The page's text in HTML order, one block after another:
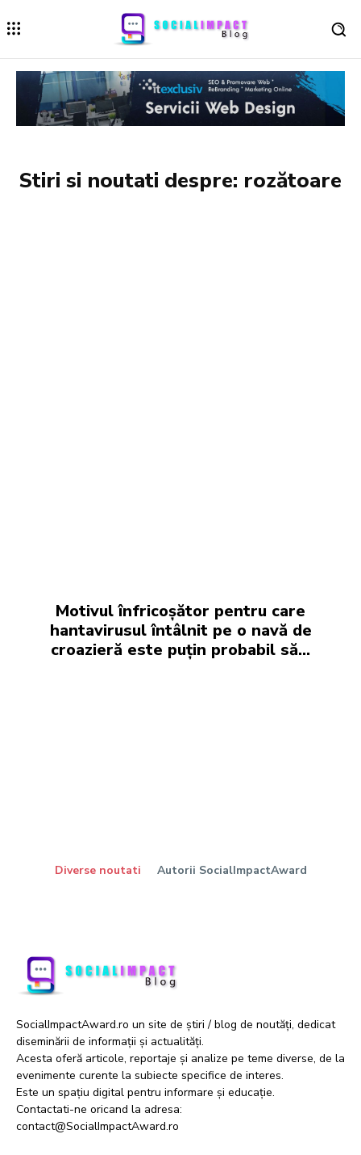
Stiri si noutati despre: rozătoare
Motivul înfricoșător pentru care
hantavirusul întâlnit pe o navă de
croazieră este puțin probabil să…
Diverse noutati Autorii SocialImpactAward
SocialImpactAward.ro un site de știri / blog de noutăți, dedicat
diseminării de informații și actualități.
Acesta oferă articole, reportaje și analize pe teme diverse, de la
evenimente curente la subiecte specifice de interes.
Este un spațiu digital pentru informare și educație.
Contactati-ne oricand la adresa:
contact@SocialImpactAward.ro